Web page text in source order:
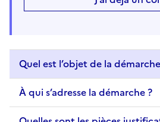
Quel est l’objet de la
À qui s’adresse la démarche ?